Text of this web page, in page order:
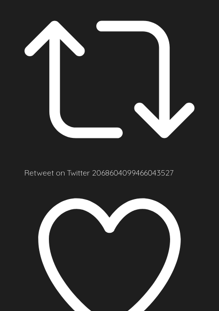
Retweet on Twitter 2068604099466043527